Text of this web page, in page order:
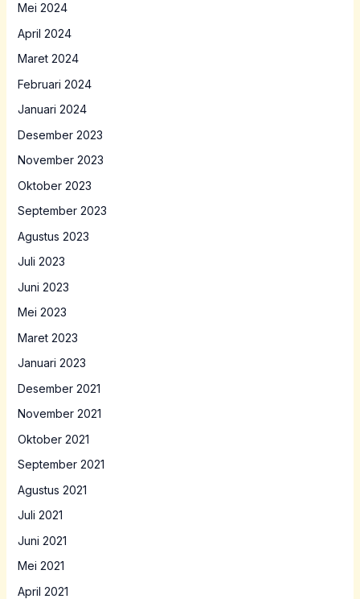
Mei 2024
April 2024
Maret 2024
Februari 2024
Januari 2024
Desember 2023
November 2023
Oktober 2023
September 2023
Agustus 2023
Juli 2023
Juni 2023
Mei 2023
Maret 2023
Januari 2023
Desember 2021
November 2021
Oktober 2021
September 2021
Agustus 2021
Juli 2021
Juni 2021
Mei 2021
April 2021